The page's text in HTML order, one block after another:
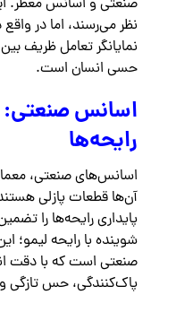
صنعتی و اسانس معطر.
نظر می‌رسند، اما در
نمایانگر تعامل ظریف
حسی انسان است.
اسانس صنعتی:
رایحه‌ها
اسانس‌های صنعتی،
آن‌ها قطعات پازلی
پایداری رایحه‌ها را
شوینده با رایحه لیمو؛
صنعتی است که با دقت
پاک‌کنندگی، حس تازگی و